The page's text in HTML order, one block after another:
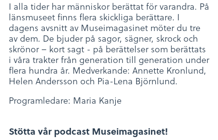
I alla tider har människor berättat för varandra. På
länsmuseet finns flera skickliga berättare. I
dagens avsnitt av Museimagasinet möter du tre
av dem. De bjuder på sagor, sägner, skrock och
skrönor – kort sagt - på berättelser som berättats
i våra trakter från generation till generation under
flera hundra år. Medverkande: Annette Kronlund,
Helen Andersson och Pia-Lena Björnlund.
Programledare: Maria Kanje
Stötta vår podcast Museimagasinet!